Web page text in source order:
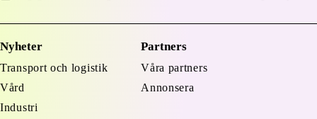
Nyheter
Transport och logistik
Vård
Industri
Partners
Våra partners
Annonsera